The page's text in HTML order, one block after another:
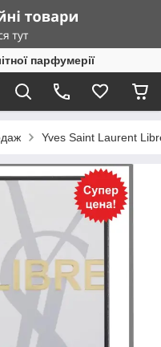
парфумерії
Yves Saint Laurent